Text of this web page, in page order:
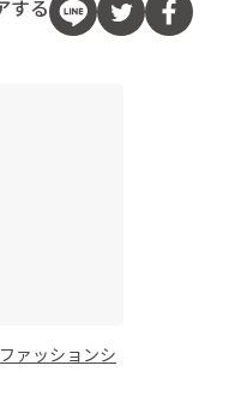
する
ァッションシ